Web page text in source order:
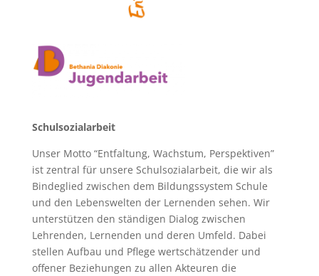
Schulsozialarbeit
Unser Motto “Entfaltung, Wachstum, Perspektiven”
ist zentral für unsere Schulsozialarbeit, die wir als
Bindeglied zwischen dem Bildungssystem Schule
und den Lebenswelten der Lernenden sehen. Wir
unterstützen den ständigen Dialog zwischen
Lehrenden, Lernenden und deren Umfeld. Dabei
stellen Aufbau und Pflege wertschätzender und
offener Beziehungen zu allen Akteuren die